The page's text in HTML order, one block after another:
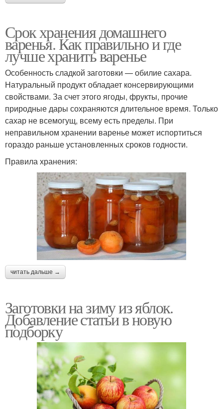
Срок хранения домашнего
варенья. Как правильно и где
лучше хранить варенье
Особенность сладкой заготовки — обилие сахара.
Натуральный продукт обладает консервирующими
свойствами. За счет этого ягоды, фрукты, прочие
природные дары сохраняются длительное время. Только
сахар не всемогущ, всему есть пределы. При
неправильном хранении варенье может испортиться
гораздо раньше установленных сроков годности.
Правила хранения:
читать дальше →
Заготовки на зиму из яблок.
Добавление статьи в новую
подборку